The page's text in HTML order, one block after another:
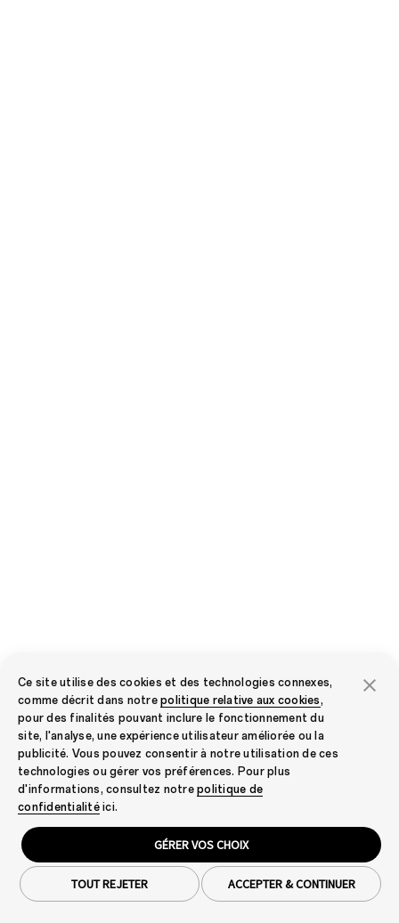
Ce site utilise des cookies et des technologies connexes,
comme décrit dans notre politique relative aux cookies,
pour des finalités pouvant inclure le fonctionnement du
site, l'analyse, une expérience utilisateur améliorée ou la
publicité. Vous pouvez consentir à notre utilisation de ces
technologies ou gérer vos préférences. Pour plus
d'informations, consultez notre politique de
confidentialitéici.
GÉRER VOS CHOIX
ACCEPTER & CONTINUER
TOUT REJETER